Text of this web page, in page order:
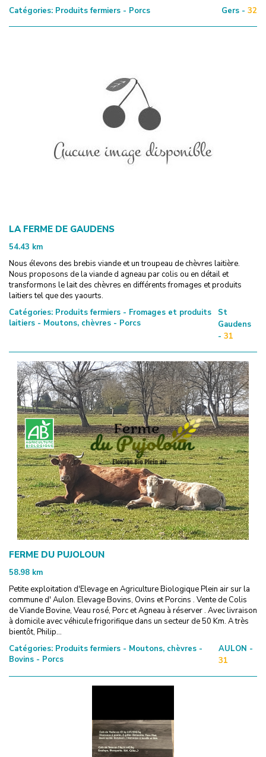
Catégories: Produits fermiers - Porcs Gers - 32
LA FERME DE GAUDENS
54.43 km
Nous élevons des brebis viande et un troupeau de chèvres laitière.
Nous proposons de la viande d agneau par colis ou en détail et
transformons le lait des chèvres en différents fromages et produits
laitiers tel que des yaourts.
Catégories: Produits fermiers - Fromages et produits
laitiers - Moutons, chèvres - Porcs
St
Gaudens
- 31
FERME DU PUJOLOUN
58.98 km
Petite exploitation d'Elevage en Agriculture Biologique Plein air sur la
commune d' Aulon. Elevage Bovins, Ovins et Porcins . Vente de Colis
de Viande Bovine, Veau rosé, Porc et Agneau à réserver . Avec livraison
à domicile avec véhicule frigorifique dans un secteur de 50 Km. A très
bientôt, Philip...
Catégories: Produits fermiers - Moutons, chèvres -
Bovins - Porcs
AULON -
31